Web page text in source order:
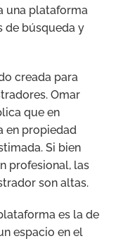
una plataforma
de búsqueda y
creada para
Omar
que en
en propiedad
Si bien
profesional, las
son altas.
es la de
espacio en el